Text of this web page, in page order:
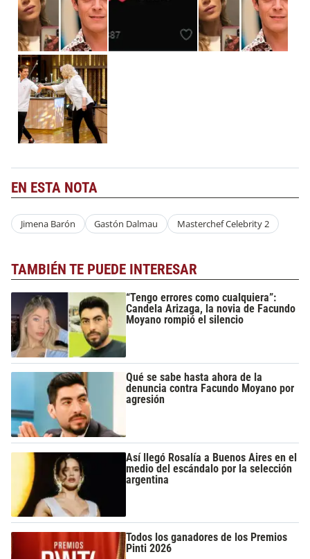
EN ESTA NOTA
Jimena Barón Gastón Dalmau Masterchef Celebrity 2
TAMBIÉN TE PUEDE INTERESAR
“Tengo errores como cualquiera”:
Candela Arizaga, la novia de Facundo
Moyano rompió el silencio
Qué se sabe hasta ahora de la
denuncia contra Facundo Moyano por
agresión
Así llegó Rosalía a Buenos Aires en el
medio del escándalo por la selección
argentina
Todos los ganadores de los Premios
Pinti 2026